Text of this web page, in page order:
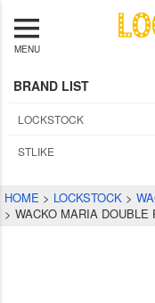
MENU
BRAND LIST
LOCKSTOCK
STLIKE
HOME LOCKSTOCK
WACKO MARIA DOUBLE